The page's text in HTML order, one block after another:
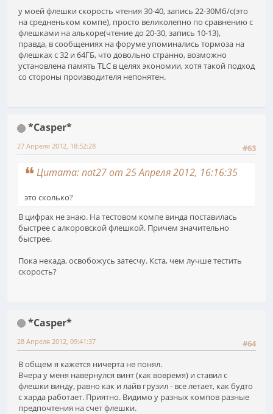
у моей флешки скорость чтения 30-40, запись 22-30Мб/с(это
на средненьком компе), просто великолепно по сравнению с
флешками на алькоре(чтение до 20-30, запись 10-13),
правда, в сообщениях на форуме упоминались тормоза на
флешках с 32 и 64ГБ, что довольно странно, возможно
установлена память TLC в целях экономии, хотя такой подход
со стороны производителя непонятен.
*Casper*
#63
27 Апреля 2012, 18:52:28
Цитата: nat27 от 25 Апреля 2012, 16:16:35
это сколько?
В цифрах не знаю. На тестовом компе винда поставилась
быстрее с алкоровской флешкой. Причем значительно
быстрее.
Пока некада, освобожусь затесчу. Кста, чем лучше тестить
скорость?
*Casper*
#64
28 Апреля 2012, 09:41:37
В общем я кажется ничерта не понял.
Вчера у меня навернулся винт (как вовремя) и ставил с
флешки винду, равно как и лайв грузил - все летает, как будто
с харда работает. Приятно. Видимо у разных компов разные
предпочтения на счет флешки.